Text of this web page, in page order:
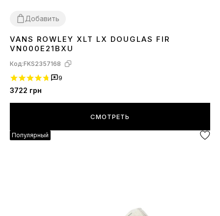
Добавить
4243 44
VANS ROWLEY XLT LX DOUGLAS FIR
VN000E21BXU
Код:FKS2357168
9
3722 грн
СМОТРЕТЬ
Популярный